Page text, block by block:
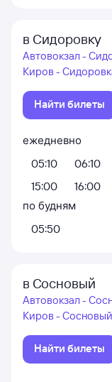
в Сидоровку
Автовокзал -
Киров -
Найти билеты
ежедневно
05:10
06:10
15:00
16:00
по будням
05:50
в Сосновый
Автовокзал -
Киров -
Найти билеты